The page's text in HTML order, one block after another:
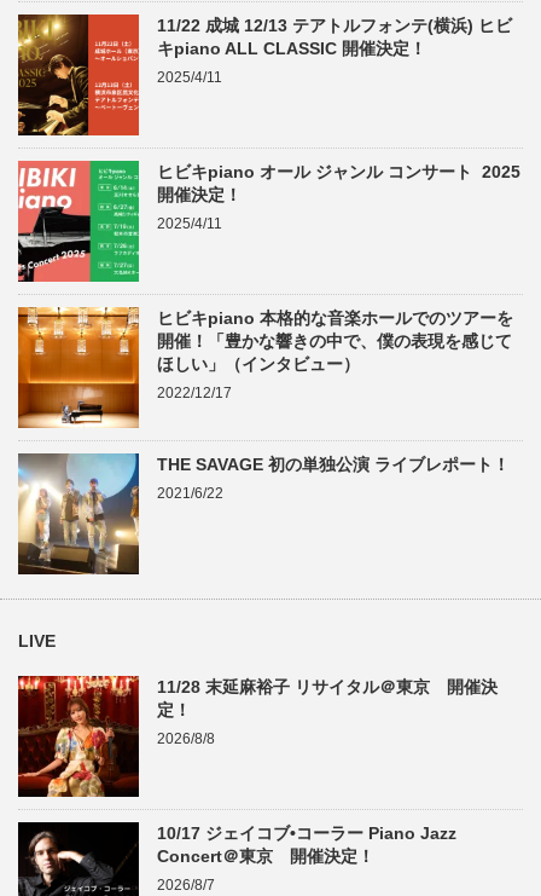
11/22 成城 12/13 テアトルフォンテ(横浜) ヒビ
キpiano ALL CLASSIC 開催決定！
2025/4/11
ヒビキpiano オール ジャンル コンサート 2025
開催決定！
2025/4/11
ヒビキpiano 本格的な音楽ホールでのツアーを
開催！「豊かな響きの中で、僕の表現を感じて
ほしい」（インタビュー）
2022/12/17
THE SAVAGE 初の単独公演 ライブレポート！
2021/6/22
LIVE
11/28 末延麻裕子 リサイタル＠東京 開催決
定！
2026/8/8
10/17 ジェイコブ•コーラー Piano Jazz
Concert＠東京 開催決定！
2026/8/7